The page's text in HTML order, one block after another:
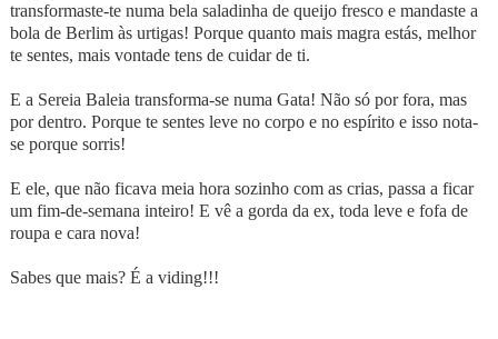
transformaste-te numa bela saladinha de queijo fresco e mandaste a
bola de Berlim às urtigas! Porque quanto mais magra estás, melhor
te sentes, mais vontade tens de cuidar de ti.
E a Sereia Baleia transforma-se numa Gata! Não só por fora, mas
por dentro. Porque te sentes leve no corpo e no espírito e isso nota-
se porque sorris!
E ele, que não ficava meia hora sozinho com as crias, passa a ficar
um fim‑de‑semana inteiro! E vê a gorda da ex, toda leve e fofa de
roupa e cara nova!
Sabes que mais? É a viding!!!